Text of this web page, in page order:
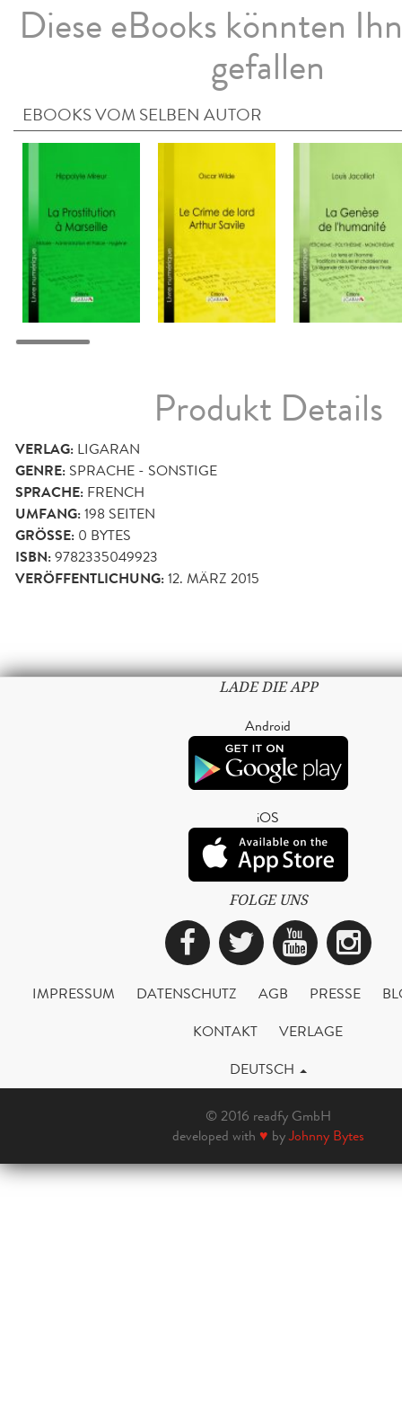
Diese eBooks könnten
gefallen
EBOOKS VOM SELBEN AUTOR
Produkt Details
VERLAG: LIGARAN
GENRE: SPRACHE - SONSTIGE
SPRACHE: FRENCH
UMFANG:198 SEITEN
GRÖSSE: 0 BYTES
ISBN:9782335049923
VERÖFFENTLICHUNG:12. MÄRZ 2015
LADE DIE APP
Android
iOS
FOLGE UNS
Facebook
Twitter
IMPRESSUM DATENSCHUTZ AGB PRESSE
KONTAKT
VERLAGE
DEUTSCH
© 2016 readfy GmbH
developed with ♥ byJohnny Bytes